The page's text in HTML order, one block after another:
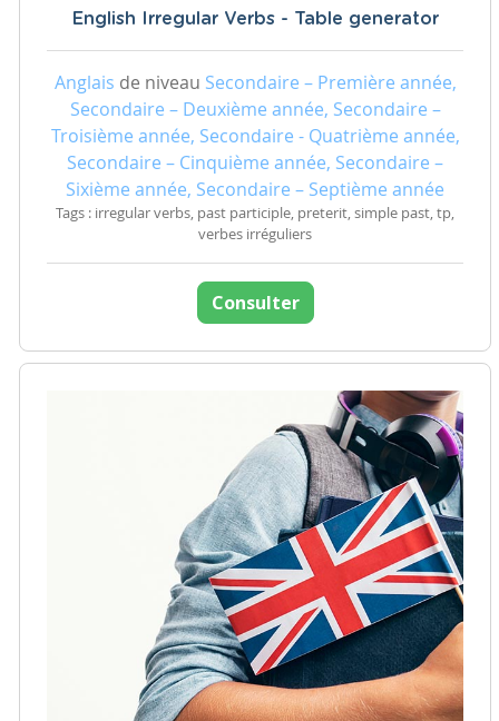
English Irregular Verbs - Table generator
Anglais de niveau Secondaire – Première année,
Secondaire – Deuxième année, Secondaire –
Troisième année, Secondaire - Quatrième année,
Secondaire – Cinquième année, Secondaire –
Sixième année, Secondaire – Septième année
Tags : irregular verbs, past participle, preterit, simple past, tp,
verbes irréguliers
Consulter